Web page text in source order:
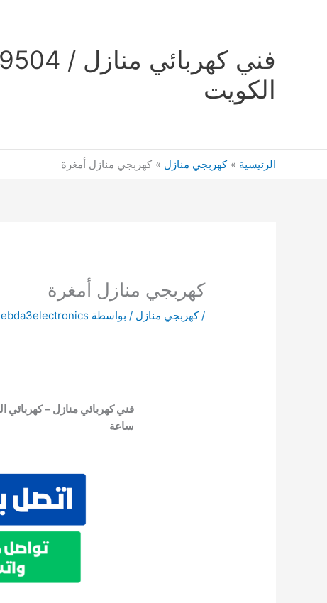
الكويت
الرئيسية كهربجي منازل كهربجي منازل أمغرة
كهربجي منازل أمغرة
/كهربجي منازل / بواسطة ebda3electronics
ساعة